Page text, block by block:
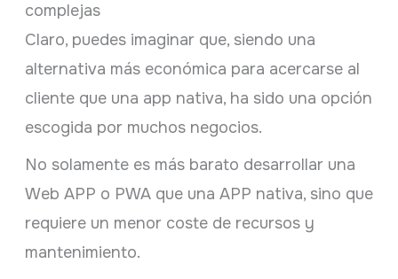
complejas
Claro, puedes imaginar que, siendo una
alternativa más económica para acercarse al
cliente que una app nativa, ha sido una opción
escogida por muchos negocios.
No solamente es más barato desarrollar una
Web APP o PWA que una APP nativa, sino que
requiere un menor coste de recursos y
mantenimiento.